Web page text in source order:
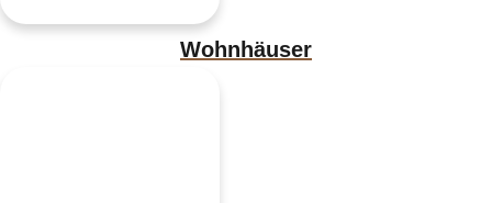
Wohnhäuser